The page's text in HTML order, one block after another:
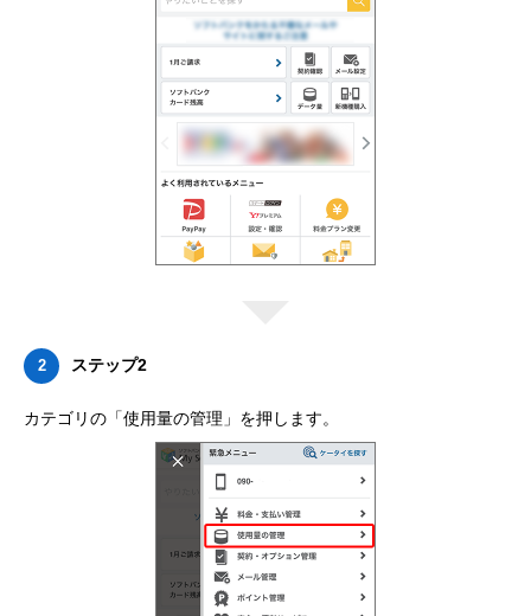
2 ステップ2
カテゴリの「使用量の管理」を押します。